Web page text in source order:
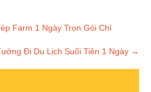
Farm 1 Ngày Trọn Gói Chỉ
Đi Du Lịch Suối Tiên 1 Ngày →